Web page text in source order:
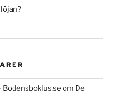
Bodensboklus.se om De